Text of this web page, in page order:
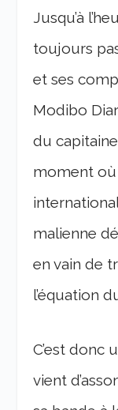
Jusqu’à
toujours
et ses
Modibo
du
moment
malienne
en vain de
l’équation
C’est donc
vient